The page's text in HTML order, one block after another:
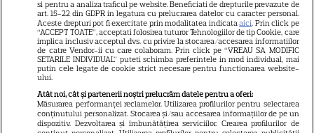
Unica
Retete practice
URMĂREȘTE-NE PE
si pentru a analiza traficul pe website. Beneficiati de drepturile prevazute de
art. 15-22 din GDPR in legatura cu prelucrarea datelor cu caracter personal.
Aceste drepturi pot fi exercitate prin modalitatea indicataaici. Prin click pe
“ACCEPT TOATE”, acceptati folosirea tuturor Tehnologiilor de tip Cookie, care
implica inclusiv acceptul dvs. cu privire la stocarea/accesarea informatiilor
de catre Vendor-ii cu care colaboram. Prin click pe “VREAU SA MODIFIC
SETARILE INDIVIDUAL” puteti schimba preferintele in mod individual, mai
putin cele legate de cookie strict necesare pentru functionarea website-
ului.
Atât noi, cât și partenerii noștri prelucrăm datele pentru a oferi:
Măsurarea performanței reclamelor. Utilizarea profilurilor pentru selectarea
conținutului personalizat. Stocarea și/sau accesarea informațiilor de pe un
dispozitiv. Dezvoltarea și îmbunătățirea serviciilor. Crearea profilurilor de